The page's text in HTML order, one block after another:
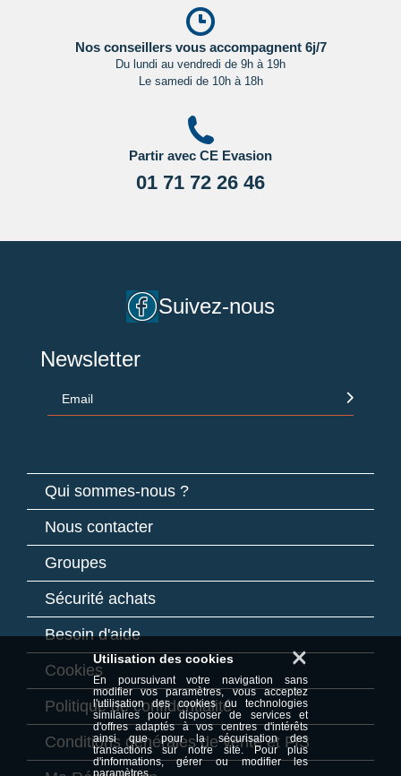
Nos conseillers vous accompagnent 6j/7
Du lundi au vendredi de 9h à 19h
Le samedi de 10h à 18h
Partir avec CE Evasion
01 71 72 26 46
Suivez-nous
Newsletter
Email
Qui sommes-nous ?
Nous contacter
Groupes
Sécurité achats
Besoin d'aide
Cookies
Politique de confidentialité
Conditions générales de vente et FIS
×
Utilisation des cookies
En poursuivant votre navigation sans
modifier vos paramètres, vous acceptez
l'utilisation des cookies ou technologies
similaires pour disposer de services et
d'offres adaptés à vos centres d'intérêts
ainsi que pour la sécurisation des
transactions sur notre site. Pour plus
d'informations, gérer ou modifier les
paramètres,